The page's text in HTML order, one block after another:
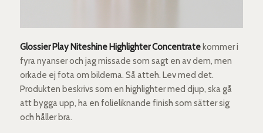
Glossier Play Niteshine Highlighter Concentratekommer i
fyra nyanser och jag missade som sagt en av dem, men
orkade ej fota om bilderna. Så atteh. Lev med det.
Produkten beskrivs som en highlighter med djup, ska gå
att bygga upp, ha en folieliknande finish som sätter sig
och håller bra.